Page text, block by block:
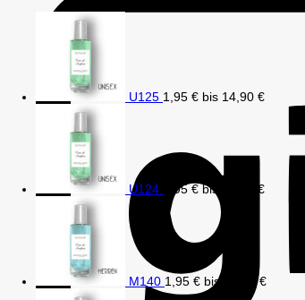
U125 1,95 € bis 14,90 €
U124 1,95€bis €
M140 1,95 € bis 14,90€